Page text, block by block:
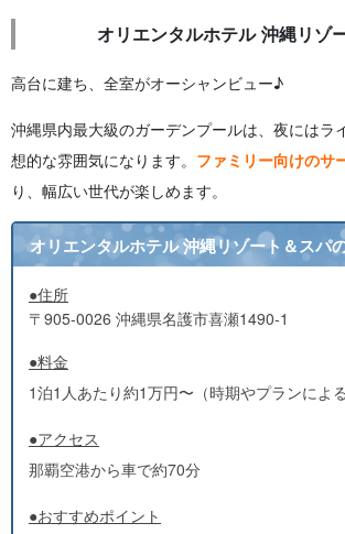
オリエンタルホテル 沖縄リゾ
高台に建ち、全室がオーシャンビュー♪
沖縄県内最大級のガーデンプールは、夜にはラ
想的な雰囲気になります。 ファミリー向けのサ
り、幅広い世代が楽しめます。
オリエンタルホテル 沖縄リゾート＆スパ
●住所
〒905-0026 沖縄県名護市喜瀬1490‐1
●料金
1泊1人あたり約1万円〜（時期やプランによる
●アクセス
那覇空港から車で約70分
●おすすめポイント